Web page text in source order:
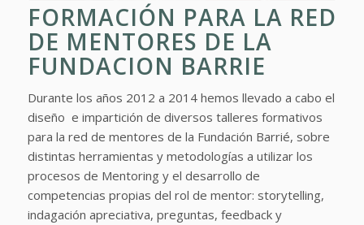
FORMACIÓN PARA LA RED
DE MENTORES DE LA
FUNDACION BARRIE
Durante los años 2012 a 2014 hemos llevado a cabo el
diseño e impartición de diversos talleres formativos
para la red de mentores de la Fundación Barrié, sobre
distintas herramientas y metodologías a utilizar los
procesos de Mentoring y el desarrollo de
competencias propias del rol de mentor: storytelling,
indagación apreciativa, preguntas, feedback y